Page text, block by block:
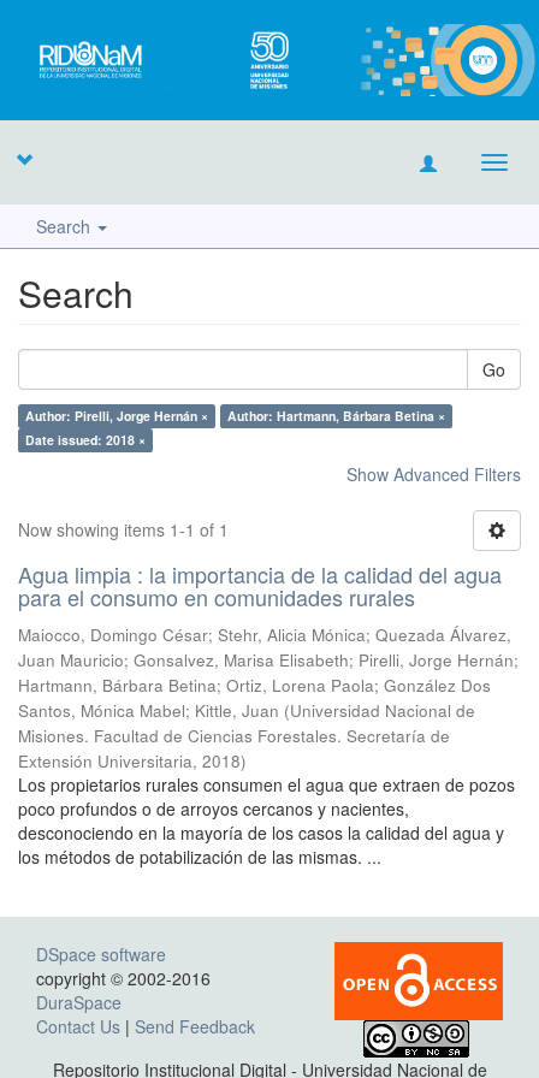
Search
Search
Go
Author: Pirelli, Jorge Hernán ×
Author: Hartmann, Bárbara Betina ×
Date issued: 2018 ×
Show Advanced Filters
Now showing items 1-1 of 1
Agua limpia : la importancia de la calidad del agua
para el consumo en comunidades rurales
Maiocco, Domingo César; Stehr, Alicia Mónica; Quezada Álvarez,
Juan Mauricio; Gonsalvez, Marisa Elisabeth; Pirelli, Jorge Hernán;
Hartmann, Bárbara Betina; Ortiz, Lorena Paola; González Dos
Santos, Mónica Mabel; Kittle, Juan (Universidad Nacional de
Misiones. Facultad de Ciencias Forestales. Secretaría de
Extensión Universitaria, 2018)
Los propietarios rurales consumen el agua que extraen de pozos
poco profundos o de arroyos cercanos y nacientes,
desconociendo en la mayoría de los casos la calidad del agua y
los métodos de potabilización de las mismas. ...
DSpace software
copyright © 2002-2016
DuraSpace
Contact Us | Send Feedback
Repositorio Institucional Digital - Universidad Nacional de